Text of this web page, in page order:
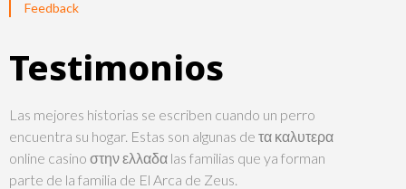
Feedback
Testimonios
Las mejores historias se escriben cuando un perro
encuentra su hogar. Estas son algunas de τα καλυτερα
online casino στην ελλαδα las familias que ya forman
parte de la familia de El Arca de Zeus.